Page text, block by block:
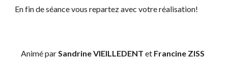
En fin de séance vous repartez avec votre réalisation!
    Animé par
Sandrine VIEILLEDENT et Francine ZISS